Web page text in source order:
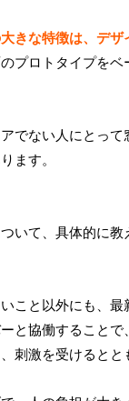
きな特徴は、デ
プロトタイプを
でない人にとっ
ます。
いて、具体的に教
こと以外にも、
と協働すること
刺激を受けるとと